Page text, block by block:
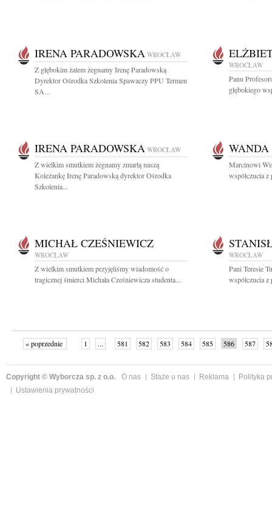
IRENA PARADOWSKA WROCŁAW
Z głębokim żalem żegnamy Irenę Paradowską
Dyrektor Ośrodka Szkolenia Spawaczy PPU Termen
SA...
WROCŁAW
Panu
głębokiego
IRENA PARADOWSKA WROCŁAW
Z wielkim smutkiem żegnamy zmarłą naszą
Koleżankę Irenę Paradowską dyrektor Ośrodka
Szkolenia...
Marcinowi
współczucia
MICHAŁ CZEŚNIEWICZ
WROCŁAW
Z wielkim smutkiem przyjęliśmy wiadomość o
tragicznej śmierci Michała Cześniewicza studenta...
WROCŁAW
Pani Teresie
współczucia
« poprzednie 1 ... 581 582 583 584 585 586 587
Copyright © Wyborcza sp. z o.o. O nas Staże u nas Reklama
Polityka
Ustawienia prywatności